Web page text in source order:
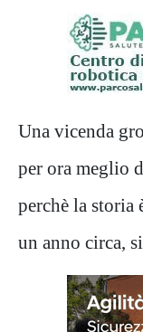
Una vicenda
per ora meglio
perchè la storia
un anno circa,